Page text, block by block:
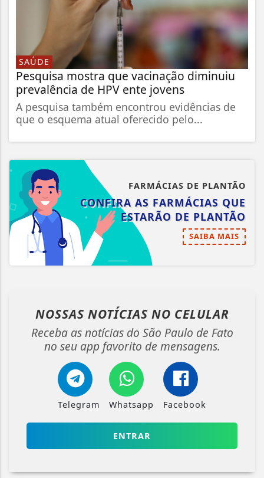
SAÚDE
Pesquisa mostra que vacinação diminuiu
prevalência de HPV ente jovens
A pesquisa também encontrou evidências de
que o esquema atual oferecido pelo...
FARMÁCIAS DE PLANTÃO
CONFIRA AS FARMÁCIAS QUE
ESTARÃO DE PLANTÃO
SAIBA MAIS
NOSSAS NOTÍCIAS NO CELULAR
Receba as notícias do São Paulo de Fato
no seu app favorito de mensagens.
Telegram Whatsapp Facebook
ENTRAR